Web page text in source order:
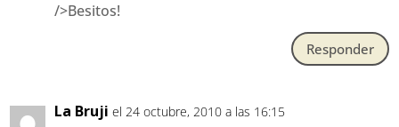
/>Besitos!
Responder
La Bruji el 24 octubre, 2010 a las 16:15